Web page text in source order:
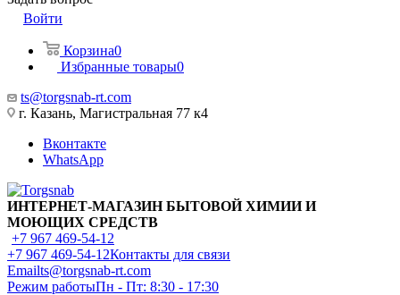
Войти
Корзина0
Избранные товары0
ts@torgsnab-rt.com
г. Казань, Магистральная 77 к4
Вконтакте
WhatsApp
ИНТЕРНЕТ-МАГАЗИН БЫТОВОЙ ХИМИИ И
МОЮЩИХ СРЕДСТВ
+7 967 469-54-12
+7 967 469-54-12Контакты для связи
Emailts@torgsnab-rt.com
Режим работыПн - Пт: 8:30 - 17:30